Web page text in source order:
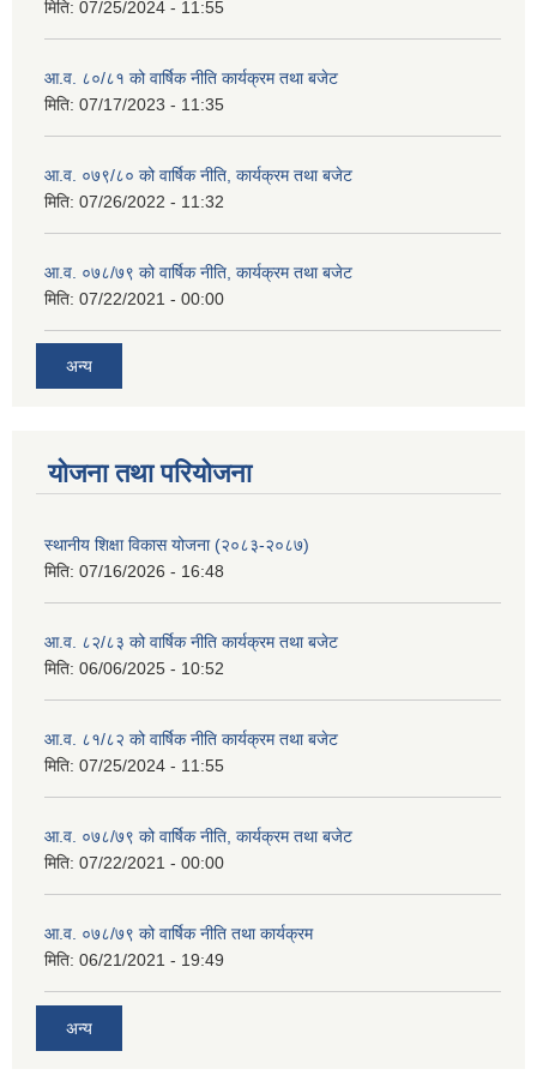
मिति: 07/25/2024 - 11:55
आ.व. ८०/८१ को वार्षिक नीति कार्यक्रम तथा बजेट
मिति: 07/17/2023 - 11:35
आ.व. ०७९/८० को वार्षिक नीति, कार्यक्रम तथा बजेट
मिति: 07/26/2022 - 11:32
आ.व. ०७८/७९ को वार्षिक नीति, कार्यक्रम तथा बजेट
मिति: 07/22/2021 - 00:00
अन्य
याेजना तथा परियाेजना
स्थानीय शिक्षा विकास योजना (२०८३-२०८७)
मिति: 07/16/2026 - 16:48
आ.व. ८२/८३ को वार्षिक नीति कार्यक्रम तथा बजेट
मिति: 06/06/2025 - 10:52
आ.व. ८१/८२ को वार्षिक नीति कार्यक्रम तथा बजेट
मिति: 07/25/2024 - 11:55
आ.व. ०७८/७९ को वार्षिक नीति, कार्यक्रम तथा बजेट
मिति: 07/22/2021 - 00:00
आ.व. ०७८/७९ को वार्षिक नीति तथा कार्यक्रम
मिति: 06/21/2021 - 19:49
अन्य